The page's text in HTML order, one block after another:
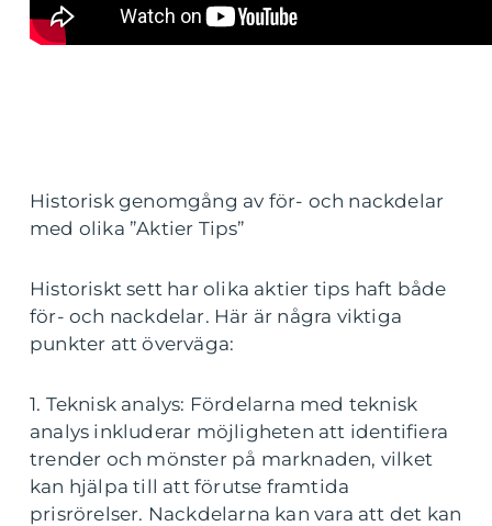
Historisk genomgång av för- och nackdelar
med olika ”Aktier Tips”
Historiskt sett har olika aktier tips haft både
för- och nackdelar. Här är några viktiga
punkter att överväga:
1. Teknisk analys: Fördelarna med teknisk
analys inkluderar möjligheten att identifiera
trender och mönster på marknaden, vilket
kan hjälpa till att förutse framtida
prisrörelser. Nackdelarna kan vara att det kan